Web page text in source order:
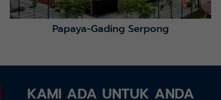
Papaya-Gading Serpong
KAMI ADA UNTUK ANDA